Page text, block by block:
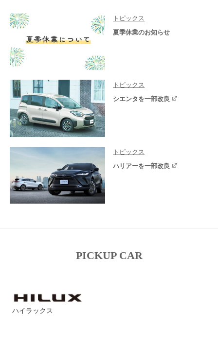
トピックス
夏季休業のお知らせ
トピックス
シエンタを一部改良
トピックス
ハリアーを一部改良
PICKUP CAR
ハイラックス